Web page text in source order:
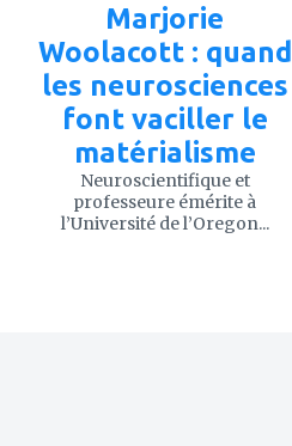
Marjorie
Woolacott : quand
les neurosciences
font vaciller le
matérialisme
Neuroscientifique et
professeure émérite à
l’Université de l’Oregon...